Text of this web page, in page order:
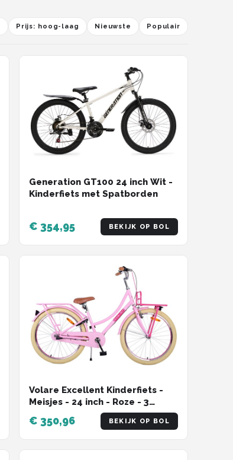
Prijs: hoog-laag Nieuwste Populair
Generation GT100 24 inch Wit -
Kinderfiets met Spatborden
€ 354,95 BEKIJK OP BOL
Volare Excellent Kinderfiets -
Meisjes - 24 inch - Roze - 3
€ 350,96 BEKIJK OP BOL